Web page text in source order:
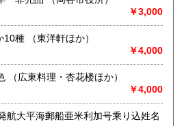
￥3,000
大阪・東洋軒メニュほか10種 （東洋軒ほか）
￥4,000
菜単2種、献立2種 彩色 （広東料理・杏花楼ほか）
￥4,000
航大平海郵船亜米利加号乘り込姓名